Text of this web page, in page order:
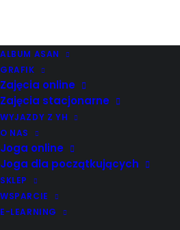
ALBUM ASAN
GRAFIK
Zajęcia online
Zajęcia stacjonarne
WYJAZDY Z YH
O NAS
Joga online
Joga dla początkujących
SKLEP
WSPARCIE
E-LEARNING
Regulamin